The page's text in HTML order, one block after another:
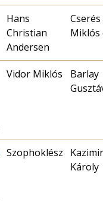
Hans
Christian
Andersen
Cserés
Miklós
Vidor Miklós
Barlay
Szophoklész
Kazimir
Károly